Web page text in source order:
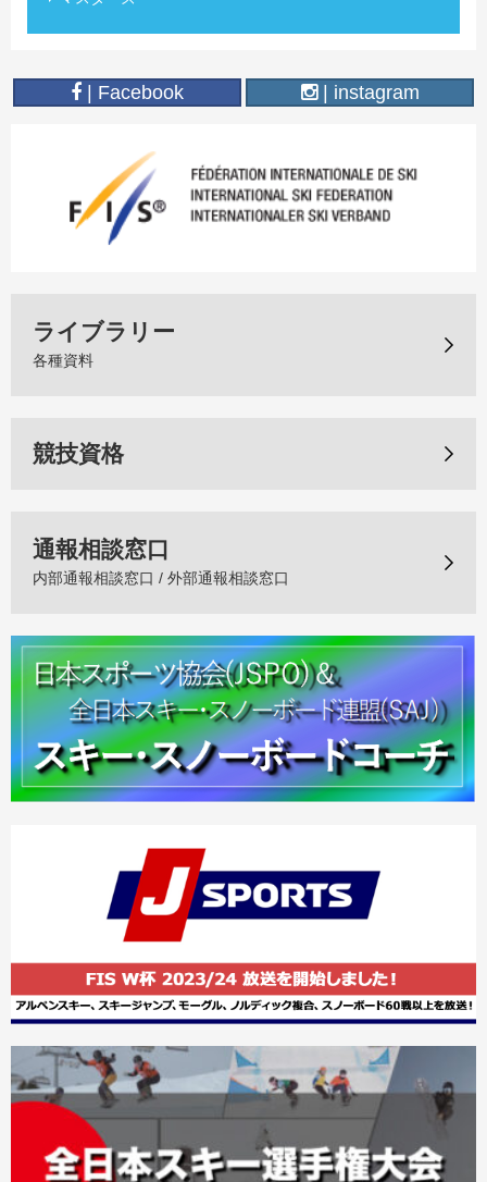
| Facebook | instagram
ライブラリー
各種資料
競技資格
通報相談窓口
内部通報相談窓口 / 外部通報相談窓口